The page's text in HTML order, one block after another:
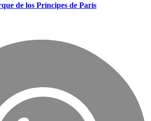
de los Príncipes de París